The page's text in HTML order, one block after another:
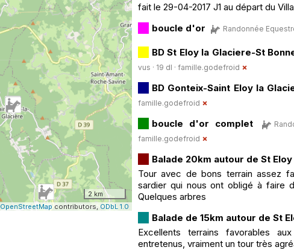
2 km
OpenStreetMap contributors, ODbL 1.0
fait le 29-04-2017 J1 au départ du
boucle d'or
Randonnée
BD St Eloy la Glaciere-St
vus · 19 dl · famille.godefroid
BD Gonteix-Saint Eloy la
famille.godefroid
boucle d'or complet
famille.godefroid
Balade 20km autour de St Eloy
Tour avec de bons terrain assez
sardier qui nous ont obligé à faire
Quelques arbres
Balade de 15km autour de St
Excellents terrains favorables
entretenus, vraiment un tour très